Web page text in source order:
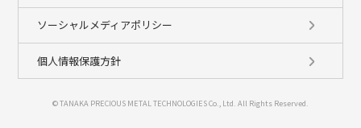
ソーシャルメディアポリシー
個人情報保護方針
© TANAKA PRECIOUS METAL TECHNOLOGIES Co., Ltd. All Rights Reserved.